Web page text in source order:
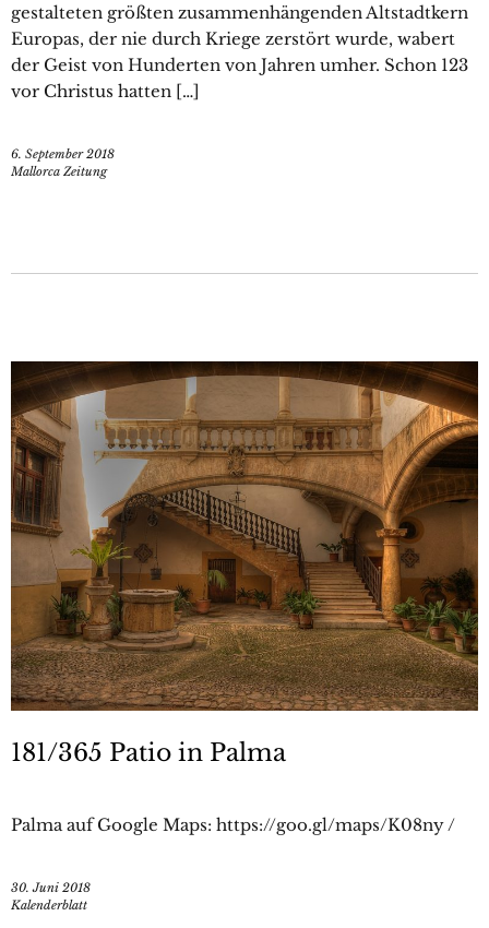
gestalteten größten ­zusammenhängenden Altstadtkern
Europas, der nie durch Kriege zerstört wurde, wabert
der Geist von Hunderten von Jahren umher. Schon 123
vor Christus hatten […]
6. September 2018
Mallorca Zeitung
181/365 Patio in Palma
Palma auf Google Maps: https://goo.gl/maps/K08ny /
30. Juni 2018
Kalenderblatt